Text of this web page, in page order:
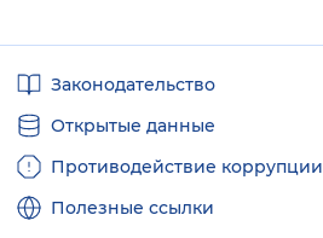
ссылкиЗаконодательство
Открытые данные
Противодействие коррупции
Полезные ссылки